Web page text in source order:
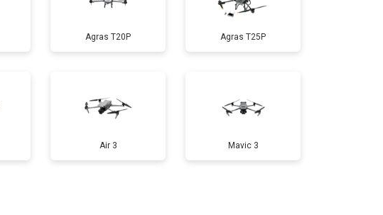
от 2800 ₽ Заказать
Agras T20P Agras T25P
Air 3 Mavic 3